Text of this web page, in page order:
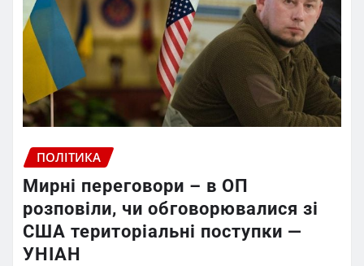
ПОЛІТИКА
Мирні переговори – в ОП
розповіли, чи обговорювалися зі
США територіальні поступки —
УНІАН